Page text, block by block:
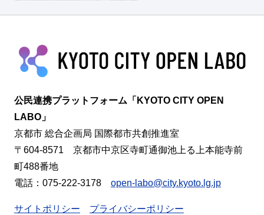
公民連携プラットフォーム「KYOTO CITY OPEN
LABO」
京都市 総合企画局 国際都市共創推進室
〒604-8571 京都市中京区寺町通御池上る上本能寺前
町488番地
電話：075-222-3178 open-labo@city.kyoto.lg.jp
サイトポリシー プライバシーポリシー